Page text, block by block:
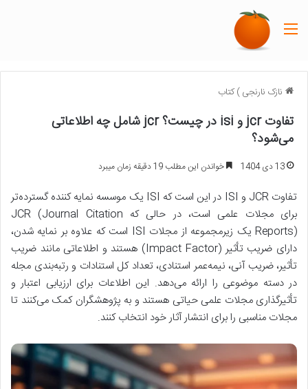
نازک نارنجی)کتاب
تفاوت jcr و isi در چیست؟ jcr شامل چه اطلاعاتی
می‌شود؟
13 دی 1404 خواندن این مطلب 19 دقیقه زمان میبرد
تفاوت JCR و ISI در این است که ISI یک موسسه نمایه کننده گسترده‌تر
برای مجلات علمی است، در حالی که JCR (Journal Citation
Reports) یک زیرمجموعه از مجلات ISI است که علاوه بر نمایه شدن،
دارای ضریب تأثیر (Impact Factor) هستند و اطلاعاتی مانند ضریب
تأثیر، ضریب آنی، نیمه‌عمر استنادی، تعداد کل استنادات و رتبه‌بندی مجله
در دسته موضوعی را ارائه می‌دهد. این اطلاعات برای ارزیابی اعتبار و
تأثیرگذاری مجلات علمی حیاتی هستند و به پژوهشگران کمک می‌کنند تا
مجلات مناسبی را برای انتشار آثار خود انتخاب کنند.